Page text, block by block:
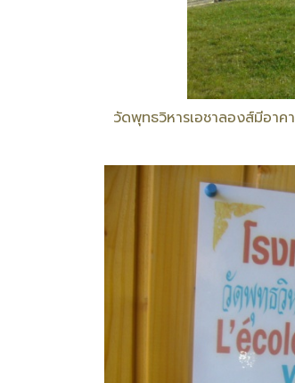
วัดพุทธวิหารเอชาลองส์มีอา